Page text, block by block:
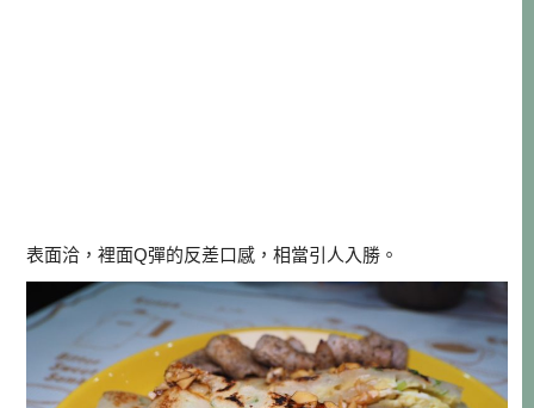
表面洽，裡面Q彈的反差口感，相當引人入勝。